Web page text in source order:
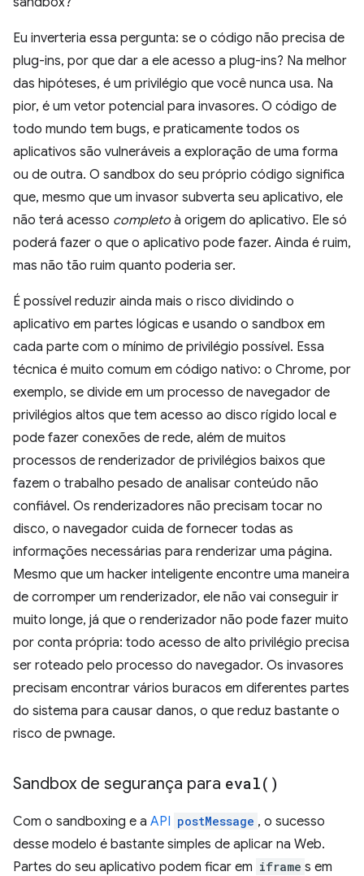
Eu inverteria essa pergunta: se o código não precisa de
plug-ins, por que dar a ele acesso a plug-ins? Na melhor
das hipóteses, é um privilégio que você nunca usa. Na
pior, é um vetor potencial para invasores. O código de
todo mundo tem bugs, e praticamente todos os
aplicativos são vulneráveis a exploração de uma forma
ou de outra. O sandbox do seu próprio código significa
que, mesmo que um invasor subverta seu aplicativo, ele
não terá acesso completo à origem do aplicativo. Ele só
poderá fazer o que o aplicativo pode fazer. Ainda é ruim,
mas não tão ruim quanto poderia ser.
É possível reduzir ainda mais o risco dividindo o
aplicativo em partes lógicas e usando o sandbox em
cada parte com o mínimo de privilégio possível. Essa
técnica é muito comum em código nativo: o Chrome, por
exemplo, se divide em um processo de navegador de
privilégios altos que tem acesso ao disco rígido local e
pode fazer conexões de rede, além de muitos
processos de renderizador de privilégios baixos que
fazem o trabalho pesado de analisar conteúdo não
confiável. Os renderizadores não precisam tocar no
disco, o navegador cuida de fornecer todas as
informações necessárias para renderizar uma página.
Mesmo que um hacker inteligente encontre uma maneira
de corromper um renderizador, ele não vai conseguir ir
muito longe, já que o renderizador não pode fazer muito
por conta própria: todo acesso de alto privilégio precisa
ser roteado pelo processo do navegador. Os invasores
precisam encontrar vários buracos em diferentes partes
do sistema para causar danos, o que reduz bastante o
risco de pwnage.
Sandbox de segurança para eval( )
Com o sandboxing e a API postMessage , o sucesso
desse modelo é bastante simples de aplicar na Web.
Partes do seu aplicativo podem ficar em iframe s em